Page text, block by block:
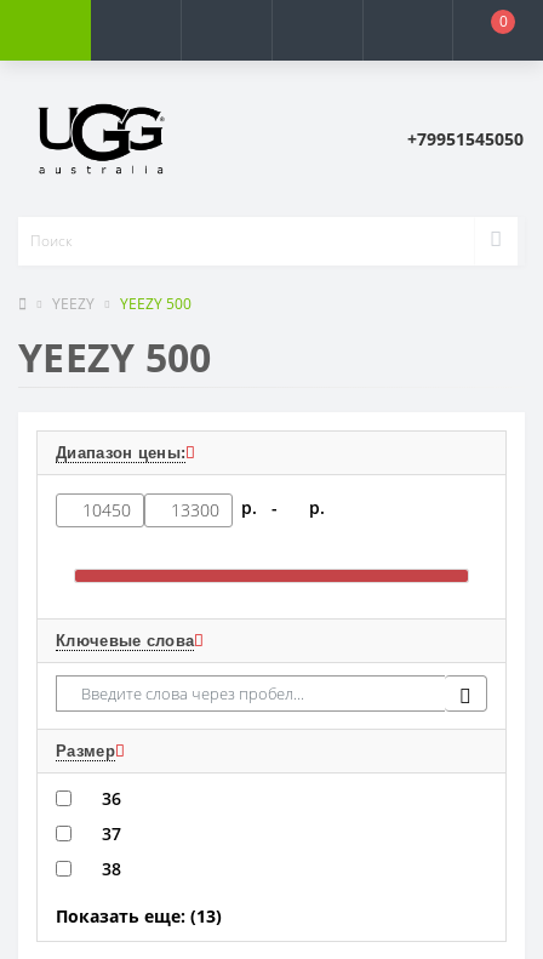
0
+79951545050
YEEZY YEEZY 500
YEEZY 500
Диапазон цены:
р. - р.
Ключевые слова
Размер
36
37
38
Показать еще: (13)